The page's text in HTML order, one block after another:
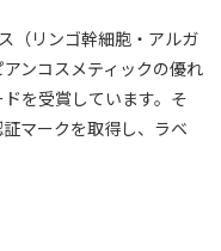
（リンゴ幹細胞・アルガ
ンコスメティックの優れ
を受賞しています。そ
マークを取得し、ラベ